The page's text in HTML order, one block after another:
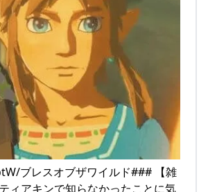
ブレスオブザワイルド### 【雑
ィアキンで知らなかったことに気